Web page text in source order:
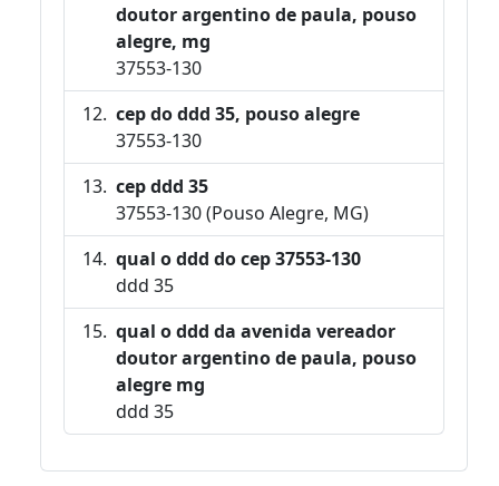
doutor argentino de paula, pouso
alegre, mg
37553-130
cep do ddd 35, pouso alegre
37553-130
cep ddd 35
37553-130 (Pouso Alegre, MG)
qual o ddd do cep 37553-130
ddd 35
qual o ddd da avenida vereador
doutor argentino de paula, pouso
alegre mg
ddd 35